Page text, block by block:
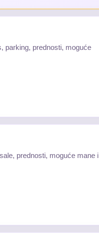
parking, prednosti, moguće
prednosti, moguće mane i